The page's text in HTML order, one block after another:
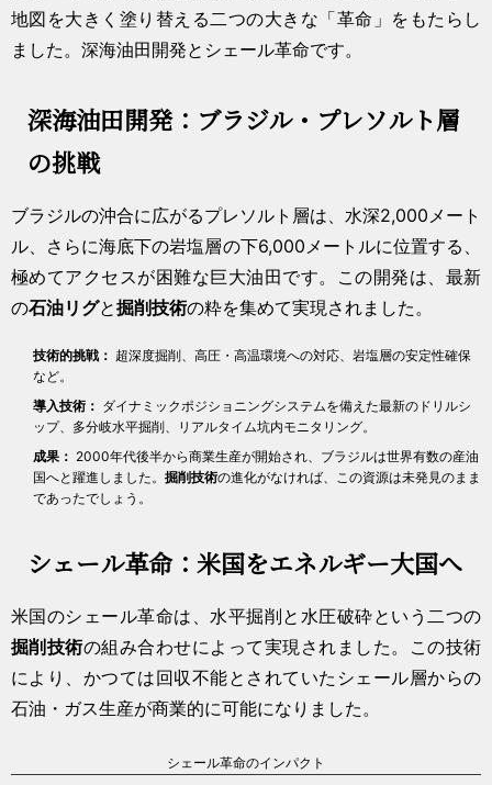
地図を大きく塗り替える二つの大きな「革命」をもたらし
ました。深海油田開発とシェール革命です。
深海油田開発：ブラジル・プレソルト層
の挑戦
ブラジルの沖合に広がるプレソルト層は、水深2,000メート
ル、さらに海底下の岩塩層の下6,000メートルに位置する、
極めてアクセスが困難な巨大油田です。この開発は、最新
の石油リグと掘削技術の粋を集めて実現されました。
技術的挑戦： 超深度掘削、高圧・高温環境への対応、岩塩層の安定性確保
など。
導入技術： ダイナミックポジショニングシステムを備えた最新のドリルシ
ップ、多分岐水平掘削、リアルタイム坑内モニタリング。
成果： 2000年代後半から商業生産が開始され、ブラジルは世界有数の産油
国へと躍進しました。 掘削技術の進化がなければ、この資源は未発見のまま
であったでしょう。
シェール革命：米国をエネルギー大国へ
米国のシェール革命は、水平掘削と水圧破砕という二つの
掘削技術の組み合わせによって実現されました。この技術
により、かつては回収不能とされていたシェール層からの
石油・ガス生産が商業的に可能になりました。
シェール革命のインパクト